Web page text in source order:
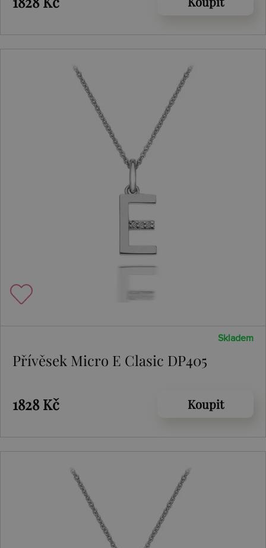
Skladem
Přívěsek Micro E Clasic DP405
1828 Kč Koupit